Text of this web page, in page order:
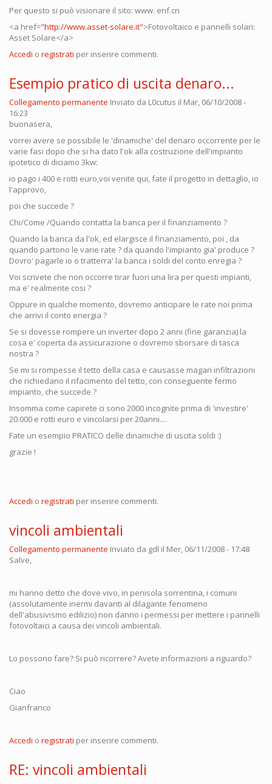
Per questo si può visionare il sito: www. enf.cn
<a href="http://www.asset-solare.it">Fotovoltaico e pannelli solari:
Asset Solare</a>
Accedi o registrati per inserire commenti.
Esempio pratico di uscita denaro...
Collegamento permanente Inviato da L0cutus il Mar, 06/10/2008 -
16:23
buonasera,
vorrei avere se possibile le 'dinamiche' del denaro occorrente per le
varie fasi dopo che si ha dato l'ok alla costruzione dell'impianto
ipotetico di diciamo 3kw:
io pago i 400 e rotti euro,voi venite qui, fate il progetto in dettaglio, io
l'approvo,
poi che succede ?
Chi/Come /Quando contatta la banca per il finanziamento ?
Quando la banca da l'ok, ed elargisce il finanziamento, poi , da
quando partono le varie rate ? da quando l'impianto gia' produce ?
Dovro' pagarle io o tratterra' la banca i soldi del conto enregia ?
Voi scrivete che non occorre tirar fuori una lira per questi impianti,
ma e' realmente cosi ?
Oppure in qualche momento, dovremo anticipare le rate noi prima
che arrivi il conto energia ?
Se si dovesse rompere un inverter dopo 2 anni (fine garanzia) la
cosa e' coperta da assicurazione o dovremo sborsare di tasca
nostra ?
Se mi si rompesse il tetto della casa e causasse magari infiltrazioni
che richiedano il rifacimento del tetto, con conseguente fermo
impianto, che succede ?
Insomma come capirete ci sono 2000 incognite prima di 'investire'
20.000 e rotti euro e vincolarsi per 20anni....
Fate un esempio PRATICO delle dinamiche di uscita soldi :)
grazie !
Accedi o registrati per inserire commenti.
vincoli ambientali
Collegamento permanente Inviato da gdl il Mer, 06/11/2008 - 17:48
Salve,
mi hanno detto che dove vivo, in penisola sorrentina, i comuni
(assolutamente inermi davanti al dilagante fenomeno
dell'abusivismo edilizio) non danno i permessi per mettere i pannelli
fotovoltaici a causa dei vincoli ambientali.
Lo possono fare? Si può ricorrere? Avete informazioni a riguardo?
Ciao
Gianfranco
Accedi o registrati per inserire commenti.
RE: vincoli ambientali